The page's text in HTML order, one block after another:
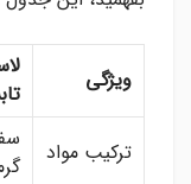
ویژگی
ترکیب مواد